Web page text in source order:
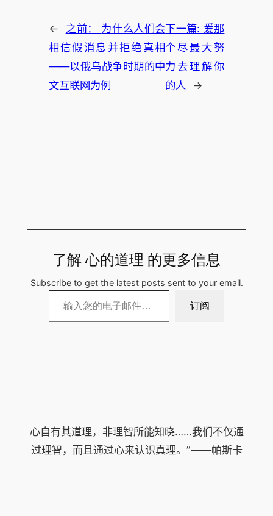
← 之前： 为什么人们会
相信假消息并拒绝真相
——以俄乌战争时期的中
文互联网为例
下一篇: 爱那
个尽最大努
力去理解你
的人
→
了解 心的道理 的更多信息
Subscribe to get the latest posts sent to your email.
输入您的电子邮件…
订阅
心自有其道理，非理智所能知晓……我们不仅通
过理智，而且通过心来认识真理。”——帕斯卡